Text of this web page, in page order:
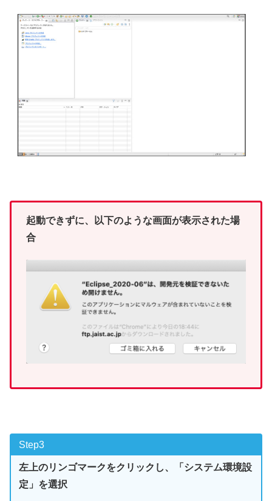
起動できずに、以下のような画面が表示された場
合
Step3
左上のリンゴマークをクリックし、「システム環境設
定」を選択